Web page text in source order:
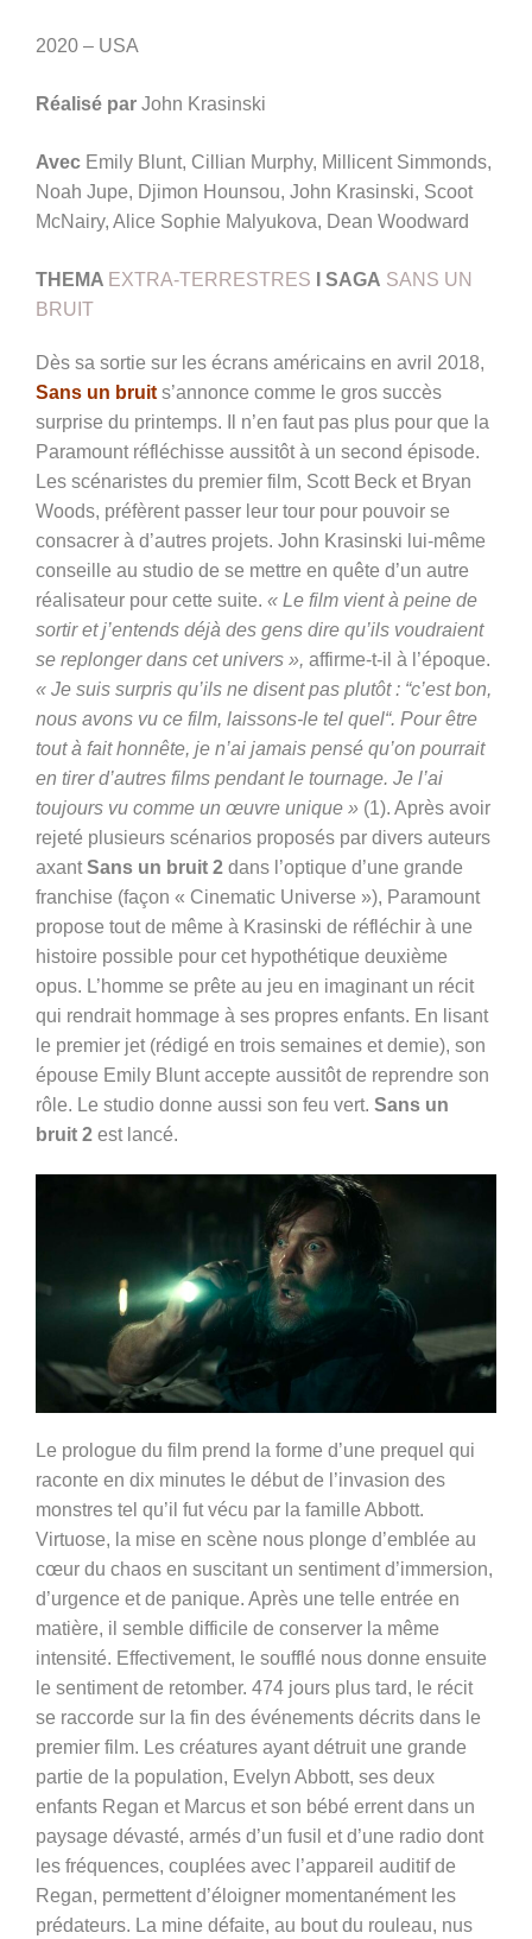
2020 – USA
Réalisé par John Krasinski
Avec Emily Blunt, Cillian Murphy, Millicent Simmonds,
Noah Jupe, Djimon Hounsou, John Krasinski, Scoot
McNairy, Alice Sophie Malyukova, Dean Woodward
THEMA EXTRA-TERRESTRES I SAGA SANS UN
BRUIT
Dès sa sortie sur les écrans américains en avril 2018,
Sans un bruit s’annonce comme le gros succès
surprise du printemps. Il n’en faut pas plus pour que la
Paramount réfléchisse aussitôt à un second épisode.
Les scénaristes du premier film, Scott Beck et Bryan
Woods, préfèrent passer leur tour pour pouvoir se
consacrer à d’autres projets. John Krasinski lui-même
conseille au studio de se mettre en quête d’un autre
réalisateur pour cette suite. « Le film vient à peine de
sortir et j’entends déjà des gens dire qu’ils voudraient
se replonger dans cet univers », affirme-t-il à l’époque.
« Je suis surpris qu’ils ne disent pas plutôt : “c’est bon,
nous avons vu ce film, laissons-le tel quel“. Pour être
tout à fait honnête, je n’ai jamais pensé qu’on pourrait
en tirer d’autres films pendant le tournage. Je l’ai
toujours vu comme un œuvre unique » (1). Après avoir
rejeté plusieurs scénarios proposés par divers auteurs
axantSans un bruit 2 dans l’optique d’une grande
franchise (façon « Cinematic Universe »), Paramount
propose tout de même à Krasinski de réfléchir à une
histoire possible pour cet hypothétique deuxième
opus. L’homme se prête au jeu en imaginant un récit
qui rendrait hommage à ses propres enfants. En lisant
le premier jet (rédigé en trois semaines et demie), son
épouse Emily Blunt accepte aussitôt de reprendre son
rôle. Le studio donne aussi son feu vert. Sans un
bruit 2 est lancé.
Le prologue du film prend la forme d’une prequel qui
raconte en dix minutes le début de l’invasion des
monstres tel qu’il fut vécu par la famille Abbott.
Virtuose, la mise en scène nous plonge d’emblée au
cœur du chaos en suscitant un sentiment d’immersion,
d’urgence et de panique. Après une telle entrée en
matière, il semble difficile de conserver la même
intensité. Effectivement, le soufflé nous donne ensuite
le sentiment de retomber. 474 jours plus tard, le récit
se raccorde sur la fin des événements décrits dans le
premier film. Les créatures ayant détruit une grande
partie de la population, Evelyn Abbott, ses deux
enfants Regan et Marcus et son bébé errent dans un
paysage dévasté, armés d’un fusil et d’une radio dont
les fréquences, couplées avec l’appareil auditif de
Regan, permettent d’éloigner momentanément les
prédateurs. La mine défaite, au bout du rouleau, nus